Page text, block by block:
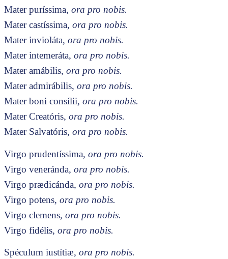
Mater puríssima, ora pro nobis.
Mater castíssima, ora pro nobis.
Mater invioláta, ora pro nobis.
Mater intemeráta, ora pro nobis.
Mater amábilis, ora pro nobis.
Mater admirábilis, ora pro nobis.
Mater boni consílii, ora pro nobis.
Mater Creatóris, ora pro nobis.
Mater Salvatóris, ora pro nobis.
Virgo prudentíssima, ora pro nobis.
Virgo veneránda, ora pro nobis.
Virgo prædicánda, ora pro nobis.
Virgo potens, ora pro nobis.
Virgo clemens, ora pro nobis.
Virgo fidélis, ora pro nobis.
Spéculum iustítiæ, ora pro nobis.